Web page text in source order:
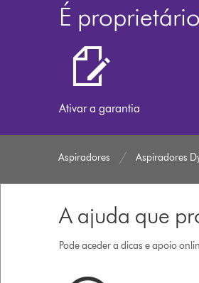
É
Ativar a garantia
Aspiradores Aspiradores
A ajuda que
Pode aceder a dicas e apoio